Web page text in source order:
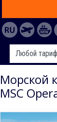
Морской
MSC